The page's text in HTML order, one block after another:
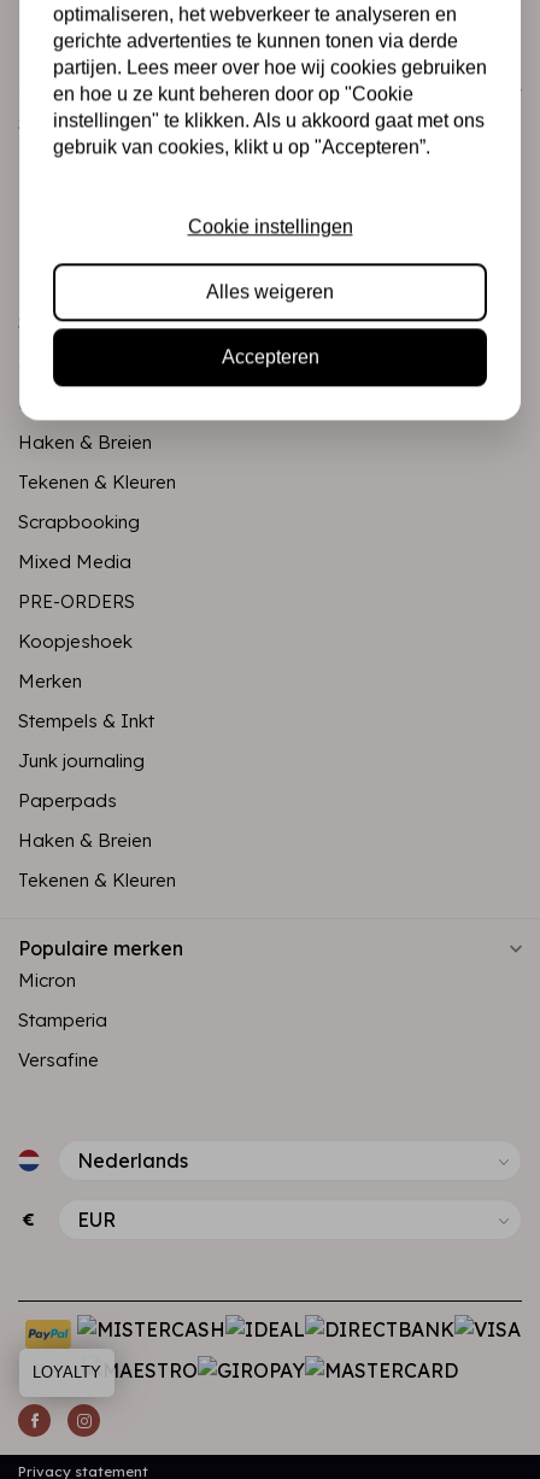
Betalingsmogelijkheden
Categorieën
Scrapbooking
Mixed Media
Stempels & Inkt
Paperpads
Haken & Breien
Tekenen & Kleuren
Scrapbooking
Mixed Media
PRE-ORDERS
Koopjeshoek
Merken
Stempels & Inkt
Junk journaling
Paperpads
Haken & Breien
Tekenen & Kleuren
Populaire merken
Micron
Stamperia
Versafine
€
Privacy statement
optimaliseren, het webverkeer te analyseren en
gerichte advertenties te kunnen tonen via derde
partijen. Lees meer over hoe wij cookies gebruiken
en hoe u ze kunt beheren door op "Cookie
instellingen" te klikken. Als u akkoord gaat met ons
gebruik van cookies, klikt u op "Accepteren”.
Cookie instellingen
Alles weigeren
Accepteren
LOYALTY